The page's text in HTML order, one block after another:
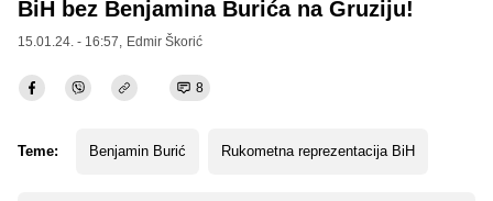
BiH bez Benjamina Burića na Gruziju!
15.01.24. - 16:57, Edmir Škorić
8
Teme: Benjamin Burić Rukometna reprezentacija BiH